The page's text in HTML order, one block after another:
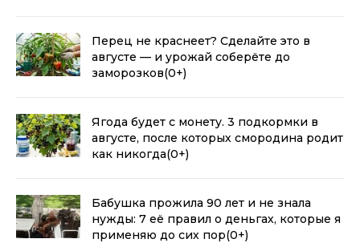
Перец не краснеет? Сделайте это в
августе — и урожай соберёте до
заморозков(0+)
Ягода будет с монету. 3 подкормки в
августе, после которых смородина родит
как никогда(0+)
Бабушка прожила 90 лет и не знала
нужды: 7 её правил о деньгах, которые я
применяю до сих пор(0+)